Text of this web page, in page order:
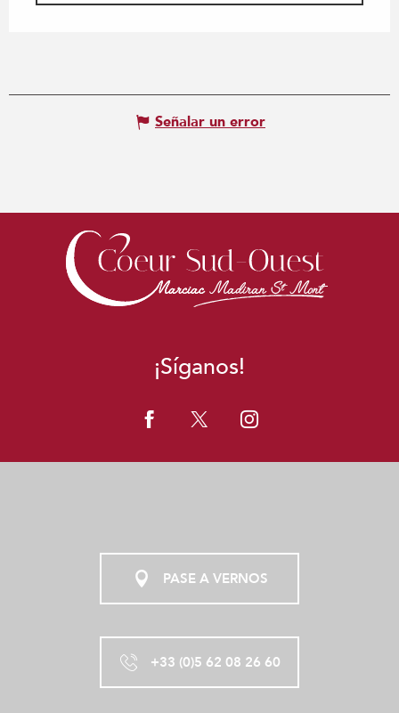
Señalar un error
¡Síganos!
PASE A VERNOS
+33 (0)5 62 08 26 60